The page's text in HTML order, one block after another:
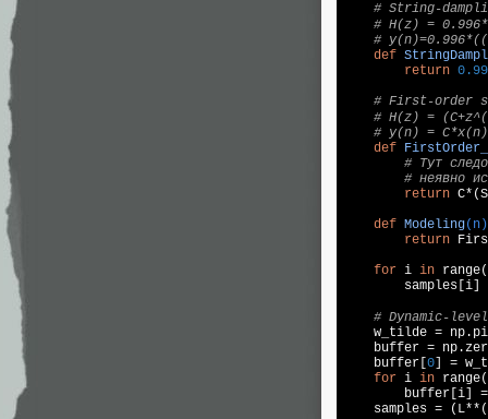
# String-
# H(z) =
#
def
return
# First-order
# H(z) =
# y(n) =
def
# Тут
# неявно
return
def Modeling(n)
return
for i in
samples[i]
# Dynamic-
w_tilde =
buffer =
    buffer[
0 ] =
for i in range(
buffer[i]
    samples = (L**(